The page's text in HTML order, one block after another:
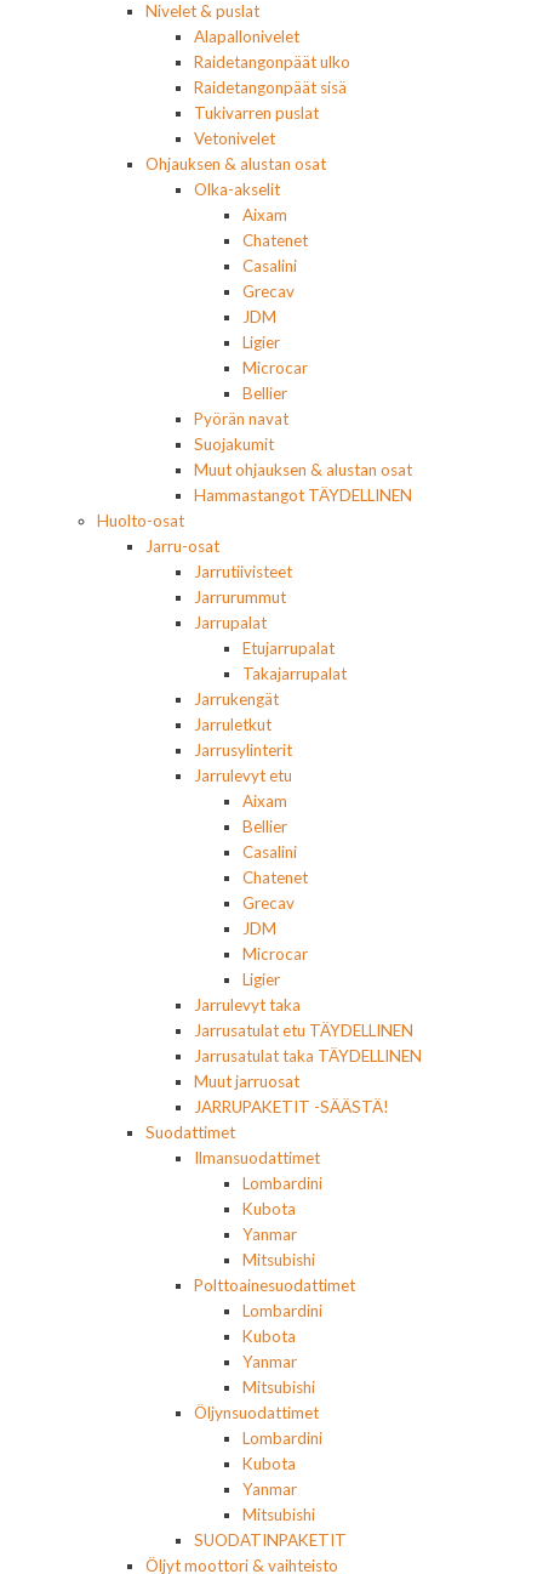
Nivelet & puslat
Alapallonivelet
Raidetangonpäät ulko
Raidetangonpäät sisä
Tukivarren puslat
Vetonivelet
Ohjauksen & alustan osat
Olka-akselit
Aixam
Chatenet
Casalini
Grecav
JDM
Ligier
Microcar
Bellier
Pyörän navat
Suojakumit
Muut ohjauksen & alustan osat
Hammastangot TÄYDELLINEN
Huolto-osat
Jarru-osat
Jarrutiivisteet
Jarrurummut
Jarrupalat
Etujarrupalat
Takajarrupalat
Jarrukengät
Jarruletkut
Jarrusylinterit
Jarrulevyt etu
Aixam
Bellier
Casalini
Chatenet
Grecav
JDM
Microcar
Ligier
Jarrulevyt taka
Jarrusatulat etu TÄYDELLINEN
Jarrusatulat taka TÄYDELLINEN
Muut jarruosat
JARRUPAKETIT -SÄÄSTÄ!
Suodattimet
Ilmansuodattimet
Lombardini
Kubota
Yanmar
Mitsubishi
Polttoainesuodattimet
Lombardini
Kubota
Yanmar
Mitsubishi
Öljynsuodattimet
Lombardini
Kubota
Yanmar
Mitsubishi
SUODATINPAKETIT
Öljyt moottori & vaihteisto